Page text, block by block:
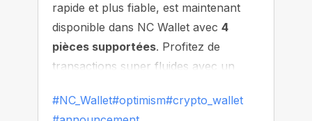
rapide et plus fiable, est maintenant
disponible dans NC Wallet avec 4
pièces supportées. Profitez de
transactions super fluides avec un
#NC_Wallet#optimism#crypto_wallet